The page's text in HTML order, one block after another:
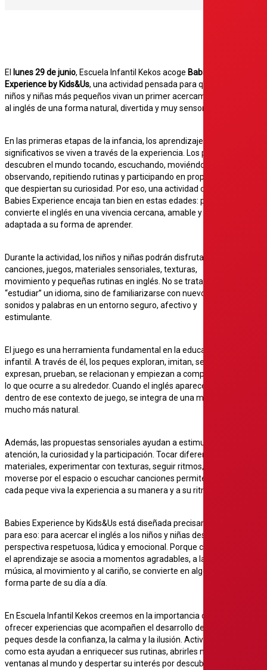
El lunes 29 de junio, Escuela Infantil Kekos acoge Babies
Experience by Kids&Us, una actividad pensada para que los
niños y niñas más pequeños vivan un primer acercamiento
al inglés de una forma natural, divertida y muy sensorial.
En las primeras etapas de la infancia, los aprendizajes más
significativos se viven a través de la experiencia. Los peques
descubren el mundo tocando, escuchando, moviéndose,
observando, repitiendo rutinas y participando en propuestas
que despiertan su curiosidad. Por eso, una actividad como
Babies Experience encaja tan bien en estas edades: porque
convierte el inglés en una vivencia cercana, amable y
adaptada a su forma de aprender.
Durante la actividad, los niños y niñas podrán disfrutar de
canciones, juegos, materiales sensoriales, texturas,
movimiento y pequeñas rutinas en inglés. No se trata de
“estudiar” un idioma, sino de familiarizarse con nuevos
sonidos y palabras en un entorno seguro, afectivo y
estimulante.
El juego es una herramienta fundamental en la educación
infantil. A través de él, los peques exploran, imitan, se
expresan, prueban, se relacionan y empiezan a comprender
lo que ocurre a su alrededor. Cuando el inglés aparece
dentro de ese contexto de juego, se integra de una manera
mucho más natural.
Además, las propuestas sensoriales ayudan a estimular la
atención, la curiosidad y la participación. Tocar diferentes
materiales, experimentar con texturas, seguir ritmos,
moverse por el espacio o escuchar canciones permite que
cada peque viva la experiencia a su manera y a su ritmo.
Babies Experience by Kids&Us está diseñada precisamente
para eso: para acercar el inglés a los niños y niñas desde una
perspectiva respetuosa, lúdica y emocional. Porque cuando
el aprendizaje se asocia a momentos agradables, a la
música, al movimiento y al cariño, se convierte en algo que
forma parte de su día a día.
En Escuela Infantil Kekos creemos en la importancia de
ofrecer experiencias que acompañen el desarrollo de los
peques desde la confianza, la calma y la ilusión. Actividades
como esta ayudan a enriquecer sus rutinas, abrirles nuevas
ventanas al mundo y despertar su interés por descubrir.